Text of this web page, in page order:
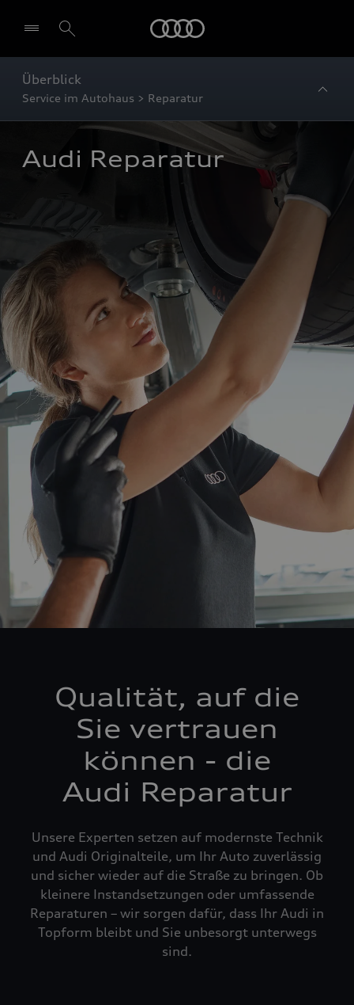
Überblick
Service im Autohaus > Reparatur
Audi Reparatur
Qualität, auf die
Sie vertrauen
können - die
Audi Reparatur
Unsere Experten setzen auf modernste Technik
und Audi Originalteile, um Ihr Auto zuverlässig
und sicher wieder auf die Straße zu bringen. Ob
kleinere Instandsetzungen oder umfassende
Reparaturen – wir sorgen dafür, dass Ihr Audi in
Topform bleibt und Sie unbesorgt unterwegs
sind.